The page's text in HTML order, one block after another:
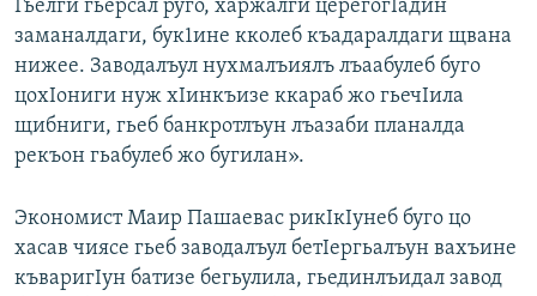
Гьелги гьерсал руго, харжалги церегогIадин
заманалдаги, бук1ине кколеб къадаралдаги щвана
нижее. Заводалъул нухмалъиялъ лъаабулеб буго
цохIониги нуж хIинкъизе ккараб жо гьечIила
щибниги, гьеб банкротлъун лъазаби планалда
рекъон гьабулеб жо бугилан».
Экономист Маир Пашаевас рикIкIунеб буго цо
хасав чиясе гьеб заводалъул бетIергьалъун вахъине
къваригIун батизе бегьулила, гьединлъидал завод